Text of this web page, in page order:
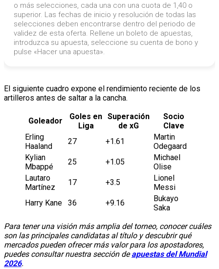
El siguiente cuadro expone el rendimiento reciente de los
artilleros antes de saltar a la cancha.
Goleador
Goles en
Liga
Superación
de xG
Socio
Clave
Erling
Haaland
27 +1.61
Martin
Odegaard
Kylian
Mbappé
25 +1.05
Michael
Olise
Lautaro
Martínez
17 +3.5
Lionel
Messi
Harry Kane
36 +9.16
Bukayo
Saka
Para tener una visión más amplia del torneo, conocer cuáles
son las principales candidatas al título y descubrir qué
mercados pueden ofrecer más valor para los apostadores,
puedes consultar nuestra sección deapuestas del Mundial
2026.